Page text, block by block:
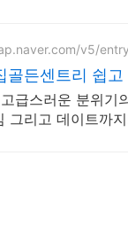
v5/
골든센트리 쉽
급스러운 분위기
그리고 데이트까